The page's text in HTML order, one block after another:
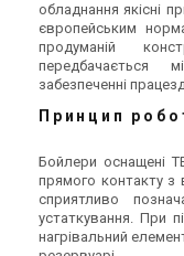
обладнання якісні
європейським
продуманій
передбачається
забезпеченні
Принцип
Бойлери оснащені
прямого контакту з
сприятливо
устаткування. При
нагрівальний